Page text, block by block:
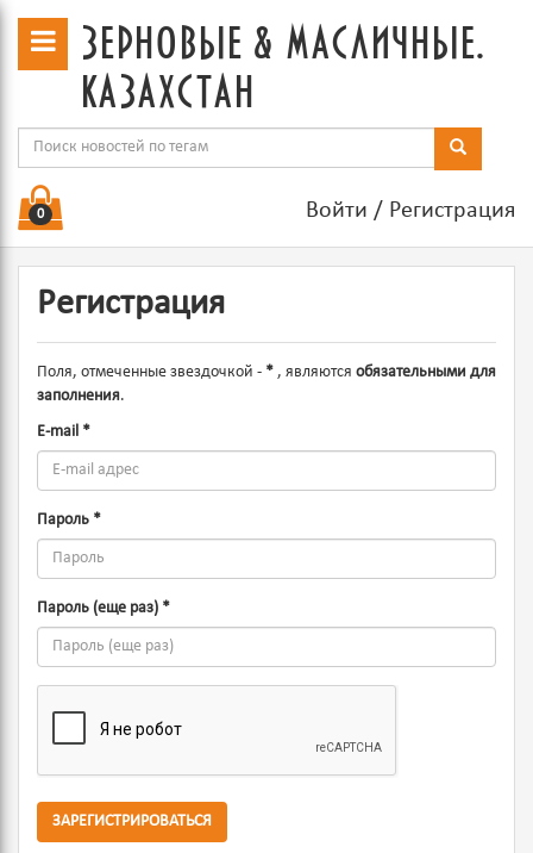
зерновые & масличные.
казахстан
Войти / Регистрация
0
Регистрация
Поля, отмеченные звездочкой - * , являются обязательными для
заполнения.
E-mail *
Пароль *
Пароль (еще раз) *
ЗАРЕГИСТРИРОВАТЬСЯ